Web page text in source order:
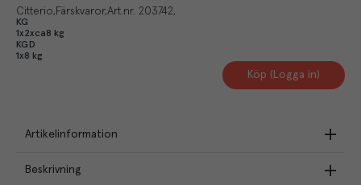
Citterio Färskvaror Art.nr. 203742
KG
1x2xca8 kg
KGD
1x8 kg
Köp (Logga in)
Artikelinformation
Beskrivning